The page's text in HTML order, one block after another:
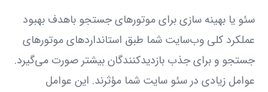
سئو یا بهینه ‌سازی برای موتورهای جستجو باهدف بهبود
عملکرد کلی وب‌سایت شما طبق استانداردهای موتورهای
جستجو و برای جذب بازدیدکنندگان بیشتر صورت می‌گیرد.
عوامل زیادی در سئو سایت شما مؤثرند. این عوامل